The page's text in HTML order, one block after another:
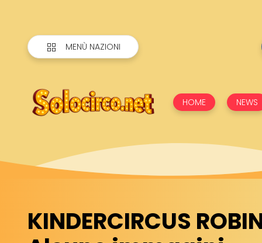
MENÙ NAZIONI
HOME NEWS
KINDERCIRCUS